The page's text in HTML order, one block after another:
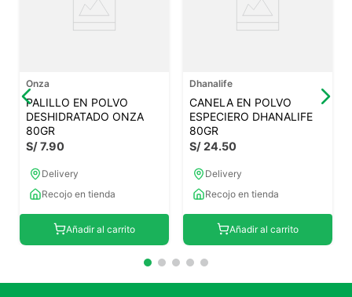
Onza
PALILLO EN POLVO
DESHIDRATADO ONZA
80GR
S/7.90
Delivery
Recojo en tienda
Añadir al carrito
Dhanalife
CANELA EN POLVO
ESPECIERO DHANALIFE
80GR
S/24.50
Delivery
Recojo en tienda
Añadir al carrito